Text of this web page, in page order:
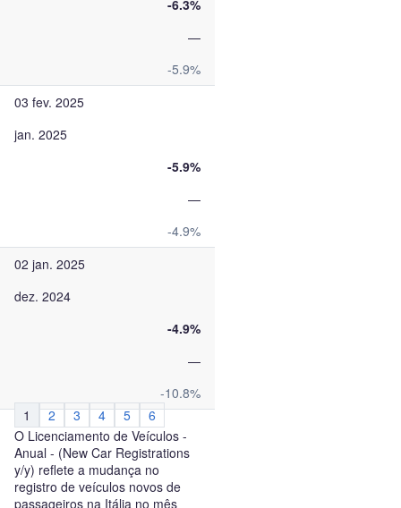
-6.3%
—
-5.9%
03 fev. 2025
jan. 2025
-5.9%
—
-4.9%
02 jan. 2025
dez. 2024
-4.9%
—
-10.8%
1
2 3 4 5
6
O Licenciamento de Veículos -
Anual - (New Car Registrations
y/y) reflete a mudança no
registro de veículos novos de
passageiros na Itália no mês